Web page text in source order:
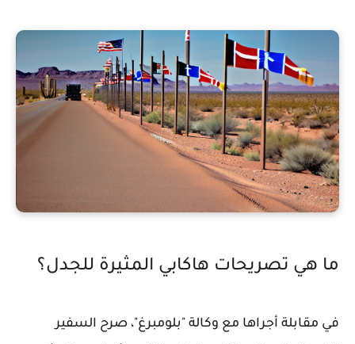
ما هي تصريحات هاكابي المثيرة للجدل؟
في مقابلة أجراها مع وكالة "بلومبرغ"، صرح السفير